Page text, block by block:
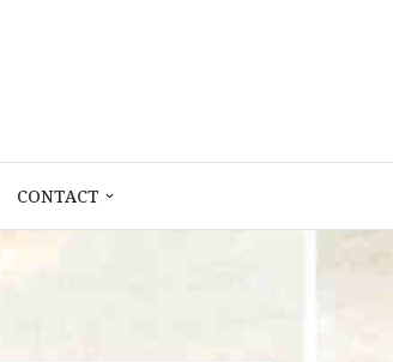
CONTACT